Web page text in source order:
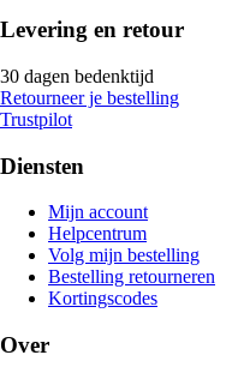
Levering en retour
30 dagen bedenktijd
Retourneer je bestelling
Trustpilot
Diensten
Mijn account
Helpcentrum
Volg mijn bestelling
Bestelling retourneren
Kortingscodes
Over